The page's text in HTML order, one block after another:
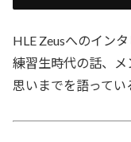
HLE Zeusへのイン
練習生時代の話、
思いまでを語ってい